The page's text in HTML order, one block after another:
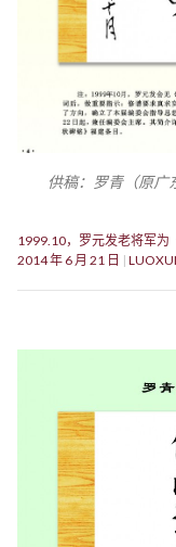
供稿：罗青（原广
1999.10，罗元发老将军为
2014 年 6 月 21 日